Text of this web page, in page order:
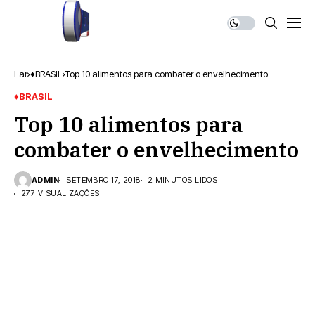
Lar ♦BRASIL Top 10 alimentos para combater o envelhecimento
♦BRASIL
Top 10 alimentos para
combater o envelhecimento
ADMIN SETEMBRO 17, 2018
2 MINUTOS LIDOS
277 VISUALIZAÇÕES